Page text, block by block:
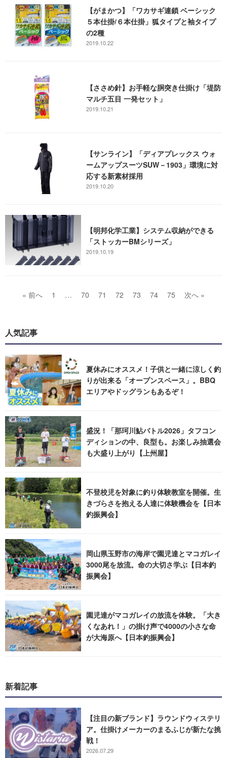
【がまかつ】「ワカサギ連鎖 ベーシック
５本仕掛/６本仕掛」狐タイプと袖タイプ
の2種
2019.10.22
【ささめ針】お手軽な胴突き仕掛け「堤防
マルチ五目 一発セット」
2019.10.21
【サンライン】「ディアプレックス ウォ
ームアップスーツSUW－1903」環境に対
応する新素材採用
2019.10.20
【明邦化学工業】システム収納ができる
「ストッカーBMシリーズ」
2019.10.19
« 前へ 1 … 70 71 72 73 74 75 次へ »
人気記事
夏休みにオススメ！子供と一緒に涼しく釣
りが出来る「オープンスペース」。BBQ
エリアやドッグランもあるぞ！
盛況！「那珂川鮎バトル2026」タフコン
ディションの中、良型も。お楽しみ抽選会
も大盛り上がり【上州屋】
不登校児を対象に釣り体験教室を開催。生
きづらさを抱える人達に体験機会を【日本
釣振興会】
岡山県玉野市の海岸で園児達とマコガレイ
3000尾を放流。命の大切さ学ぶ【日本釣
振興会】
園児達がマコガレイの放流を体験。「大き
くなあれ！」の掛け声で4000の小さな命
が大海原へ【日本釣振興会】
新着記事
【注目の新ブランド】ラウンドウィステリ
ア。仕掛けメーカーのまるふじが新たな挑
戦！
2026.07.29